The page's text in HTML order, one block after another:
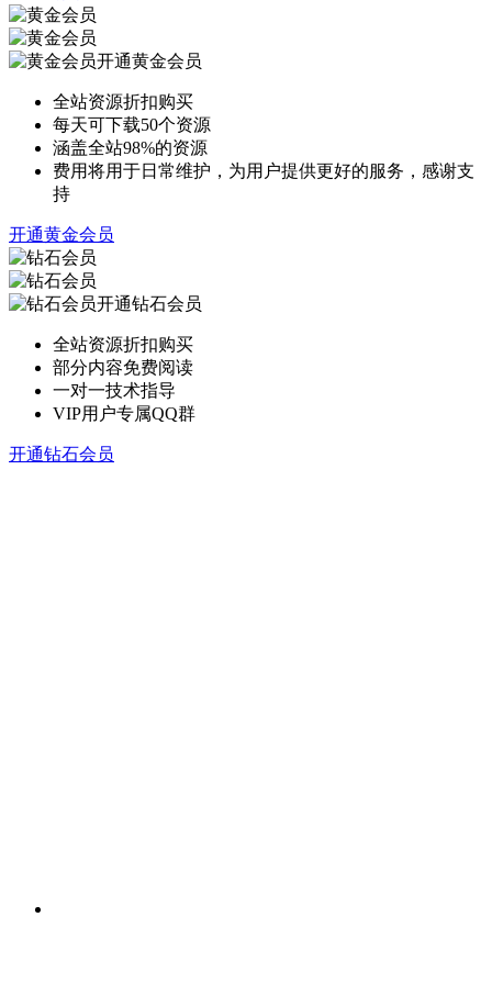
开通黄金会员
全站资源折扣购买
每天可下载50个资源
涵盖全站98%的资源
费用将用于日常维护，为用户提供更好的服务，感谢支
持
开通黄金会员
开通钻石会员
全站资源折扣购买
部分内容免费阅读
一对一技术指导
VIP用户专属QQ群
开通钻石会员